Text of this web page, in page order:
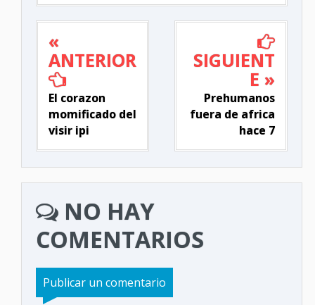
«
ANTERIOR
El corazon
momificado del
visir ipi
SIGUIENT
E »
Prehumanos
fuera de africa
hace 7
NO HAY
COMENTARIOS
Publicar un comentario